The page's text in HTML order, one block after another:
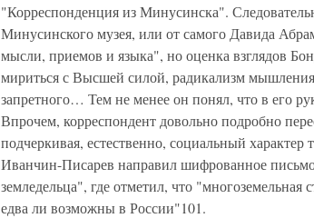
"Корреспонденция из Минусинска".
Минусинского музея, или от самого Давида
мысли, приемов и языка", но оценка взглядов
мириться с Высшей силой, радикализм мышления
запретного… Тем не менее он понял, что в его
Впрочем, корреспондент довольно подробно
подчеркивая, естественно, социальный характер
Иванчин-Писарев направил шифрованное
земледельца", где отметил, что
едва ли возможны в России"101.